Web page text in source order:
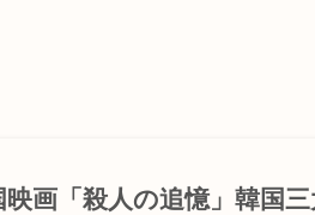
映画「殺人の追憶」韓国